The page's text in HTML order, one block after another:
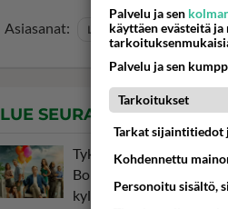
Asiasanat: Loikkari
LUE SEURAAVAKSI
Tykkäsitkö Solsidanista
Bonusperheestä? Jos
kyllä, tämä uusi sarja
Palvelu ja sen
käyttäen evästeitä
Palvelu ja sen
Tarkoitukset
Tarkat sijaintitiedot
Kohdennettu
Personoitu sisältö,